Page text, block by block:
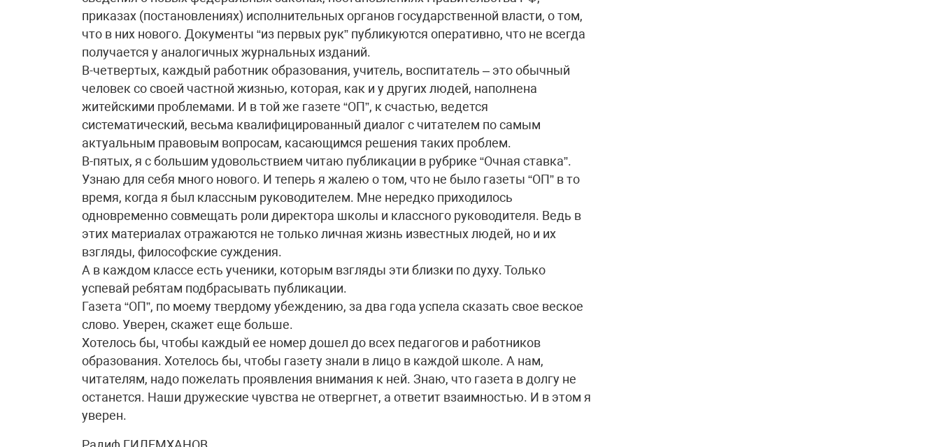
приказах (постановлениях) исполнительных органов государственной власти, о том,
что в них нового. Документы “из первых рук” публикуются оперативно, что не всегда
получается у аналогичных журнальных изданий.
В-четвертых, каждый работник образования, учитель, воспитатель – это обычный
человек со своей частной жизнью, которая, как и у других людей, наполнена
житейскими проблемами. И в той же газете “ОП”, к счастью, ведется
систематический, весьма квалифицированный диалог с читателем по самым
актуальным правовым вопросам, касающимся решения таких проблем.
В-пятых, я с большим удовольствием читаю публикации в рубрике “Очная ставка”.
Узнаю для себя много нового. И теперь я жалею о том, что не было газеты “ОП” в то
время, когда я был классным руководителем. Мне нередко приходилось
одновременно совмещать роли директора школы и классного руководителя. Ведь в
этих материалах отражаются не только личная жизнь известных людей, но и их
взгляды, философские суждения.
А в каждом классе есть ученики, которым взгляды эти близки по духу. Только
успевай ребятам подбрасывать публикации.
Газета “ОП”, по моему твердому убеждению, за два года успела сказать свое веское
слово. Уверен, скажет еще больше.
Хотелось бы, чтобы каждый ее номер дошел до всех педагогов и работников
образования. Хотелось бы, чтобы газету знали в лицо в каждой школе. А нам,
читателям, надо пожелать проявления внимания к ней. Знаю, что газета в долгу не
останется. Наши дружеские чувства не отвергнет, а ответит взаимностью. И в этом я
уверен.